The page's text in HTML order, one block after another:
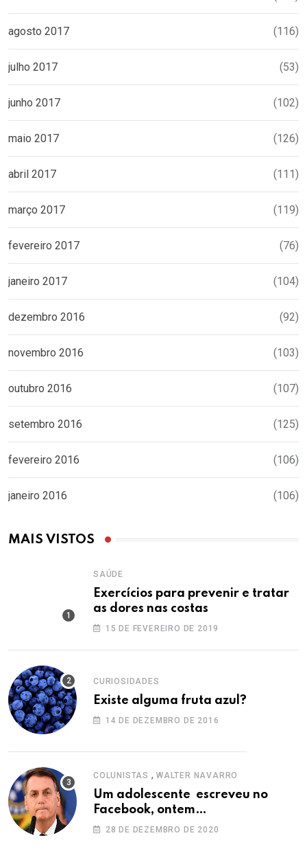
agosto 2017 (116)
julho 2017 (53)
junho 2017 (102)
maio 2017 (126)
abril 2017 (111)
março 2017 (119)
fevereiro 2017 (76)
janeiro 2017 (104)
dezembro 2016 (92)
novembro 2016 (103)
outubro 2016 (107)
setembro 2016 (125)
fevereiro 2016 (106)
janeiro 2016 (106)
MAIS VISTOS
SAÚDE
Exercícios para prevenir e tratar
as dores nas costas
15 DE FEVEREIRO DE 2019
CURIOSIDADES
Existe alguma fruta azul?
14 DE DEZEMBRO DE 2016
COLUNISTAS , WALTER NAVARRO
Um adolescente escreveu no
Facebook, ontem…
28 DE DEZEMBRO DE 2020